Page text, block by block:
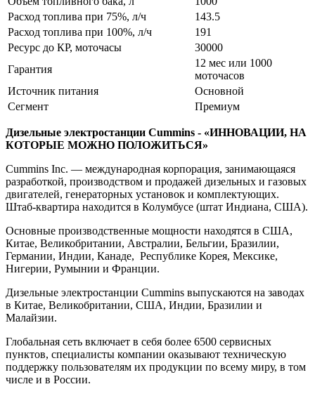
Расход топлива при 75%, л/ч
143.5
Расход топлива при 100%, л/ч
191
Ресурс до КР, моточасы
30000
Гарантия
12 мес или 1000
моточасов
Источник питания
Основной
Сегмент
Премиум
Дизельные электростанции Cummins - «ИННОВАЦИИ, НА
КОТОРЫЕ МОЖНО ПОЛОЖИТЬСЯ»
Cummins Inc. — международная корпорация, занимающаяся
разработкой, производством и продажей дизельных и газовых
двигателей, генераторных установок и комплектующих.
Штаб-квартира находится в Колумбусе (штат Индиана, США).
Основные производственные мощности находятся в США,
Китае, Великобритании, Австралии, Бельгии, Бразилии,
Германии, Индии, Канаде, Республике Корея, Мексике,
Нигерии, Румынии и Франции.
Дизельные электростанции Cummins выпускаются на заводах
в Китае, Великобритании, США, Индии, Бразилии и
Малайзии.
Глобальная сеть включает в себя более 6500 сервисных
пунктов, специалисты компании оказывают техническую
поддержку пользователям их продукции по всему миру, в том
числе и в России.